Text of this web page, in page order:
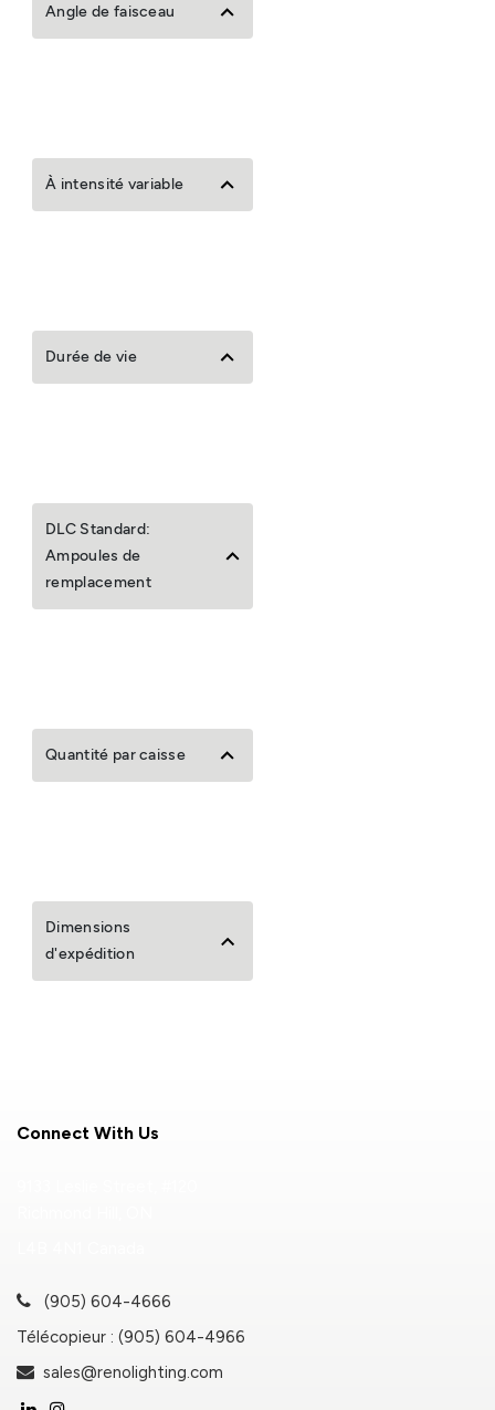
Angle de faisceau
À intensité variable
Durée de vie
DLC Standard:
Ampoules de
remplacement
Quantité par caisse
Dimensions
d'expédition
Connect With Us
(905) 604-4666
Télécopieur : (905) 604-4966
sales@renolighting.com